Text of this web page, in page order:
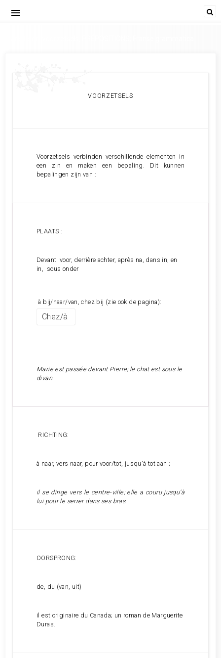
menu
VOORZETSELS
Voorzetsels verbinden verschillende elementen in
een zin en maken een bepaling. Dit kunnen
bepalingen zijn van :
PLAATS :
Devant voor, derrière achter, après na, dans in, en
in, sous onder
à bij/naar/van, chez bij (zie ook de pagina):
Chez/à
Marie est passée devant Pierre; le chat est sous le
divan.
RICHTING:
à naar, vers naar, pour voor/tot, jusqu'à tot aan ;
il se dirige vers le centre-ville; elle a couru jusqu'à
lui pour le serrer dans ses bras.
OORSPRONG:
de, du (van, uit)
il est originaire du Canada; un roman de Marguerite
Duras.